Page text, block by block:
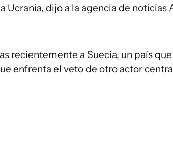
Ucrania, dijo a la agencia de noticias
recientemente a Suecia, un país
enfrenta el veto de otro actor